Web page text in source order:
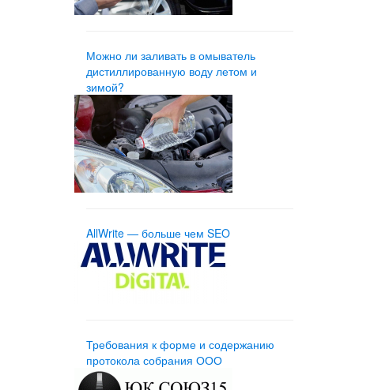
Можно ли заливать в омыватель
дистиллированную воду летом и
зимой?
AllWrite — больше чем SEO
Требования к форме и содержанию
протокола собрания ООО